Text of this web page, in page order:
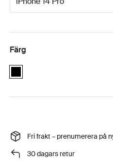
Färg
Fri frakt – prenumerera på
30 dagars retur